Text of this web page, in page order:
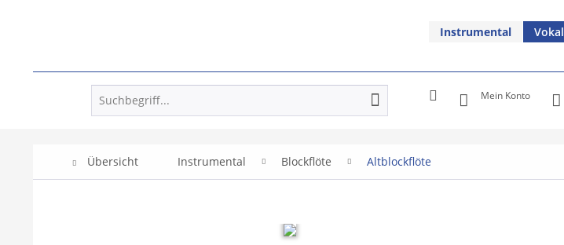
Instrumental Vokal
Mein Konto
Übersicht Instrumental Blockflöte Altblockflöte